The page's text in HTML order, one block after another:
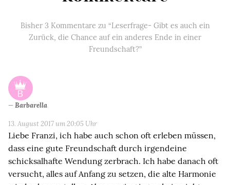
Bisher 3 Kommentare zu “Leserfrage- Gibt es auch ein
Zurück, die Chance auf ein anderes Ende in einer
Freundschaft?”
Barbarella
13. August 2017 um 20:05 Uhr
Liebe Franzi, ich habe auch schon oft erleben müssen,
dass eine gute Freundschaft durch irgendeine
schicksalhafte Wendung zerbrach. Ich habe danach oft
versucht, alles auf Anfang zu setzen, die alte Harmonie